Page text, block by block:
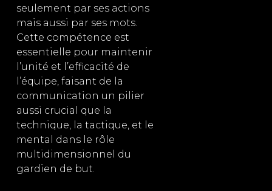
seulement par ses actions
mais aussi par ses mots.
Cette compétence est
essentielle pour maintenir
l’unité et l’efficacité de
l’équipe, faisant de la
communication un pilier
aussi crucial que la
technique, la tactique, et le
mental dans le rôle
multidimensionnel du
gardien de but.